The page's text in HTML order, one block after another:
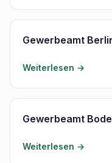
Gewerbeamt
Weiterlesen →
Gewerbeamt
Weiterlesen →